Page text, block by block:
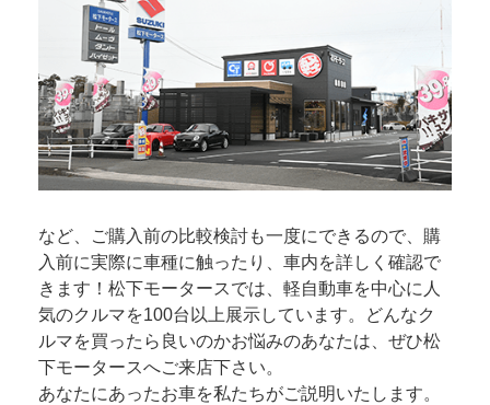
など、ご購入前の比較検討も一度にできるので、購
入前に実際に車種に触ったり、車内を詳しく確認で
きます！松下モータースでは、軽自動車を中心に人
気のクルマを100台以上展示しています。どんなク
ルマを買ったら良いのかお悩みのあなたは、ぜひ松
下モータースへご来店下さい。
あなたにあったお車を私たちがご説明いたします。